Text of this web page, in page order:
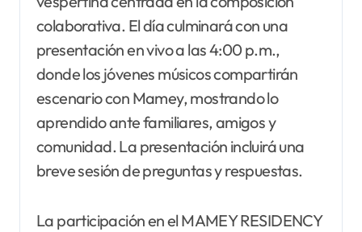
colaborativa. El día culminará con una
presentación en vivo a las 4:00 p.m.,
donde los jóvenes músicos compartirán
escenario con Mamey, mostrando lo
aprendido ante familiares, amigos y
comunidad. La presentación incluirá una
breve sesión de preguntas y respuestas.
La participación en el MAMEY RESIDENCY